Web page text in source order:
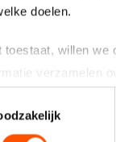
doelen.
toestaat, willen we
verzamelen
over hoe uw
op elk
weg)
Christian
A